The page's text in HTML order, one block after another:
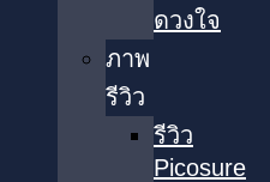
ดวงใจ
ภาพ
รีวิว
รีวิว
Picosure